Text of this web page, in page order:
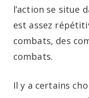
l’action se situe
est assez
combats, des
combats.
Il y a certains